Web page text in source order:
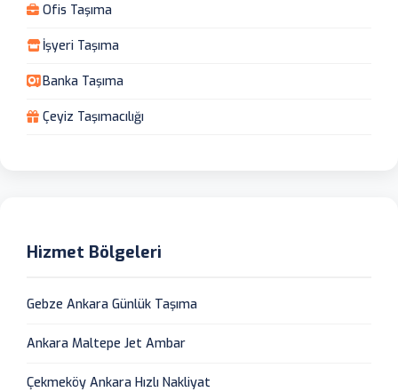
Ofis Taşıma
İşyeri Taşıma
Banka Taşıma
Çeyiz Taşımacılığı
Hizmet Bölgeleri
Gebze Ankara Günlük Taşıma
Ankara Maltepe Jet Ambar
Çekmeköy Ankara Hızlı Nakliyat